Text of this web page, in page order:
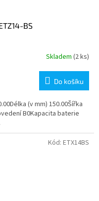
BS
Skladem (2 ks)
Do košíku
(v mm) 150.00Šířka
B0Kapacita baterie
Kód: ETX14BS